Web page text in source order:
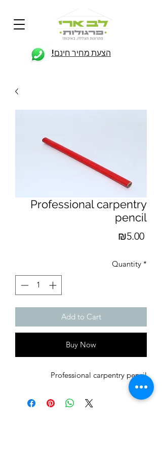
הצעת מחיר חינם!
Professional carpentry
pencil
₪5.00Price
Quantity *
Add to Cart
Buy Now
Professional carpentry pencil